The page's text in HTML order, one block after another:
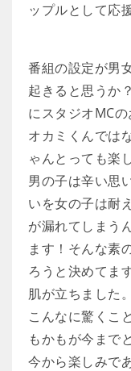
ップルとして応
番組の設定が男
起きると思うか
にスタジオMC
オカミくんでは
ゃんとっても楽
男の子は辛い思
いを女の子は耐
が漏れてしまう
ます！そんな素
ろうと決めてま
肌が立ちました
こんなに驚くこ
もかもが今まで
今から楽しみで